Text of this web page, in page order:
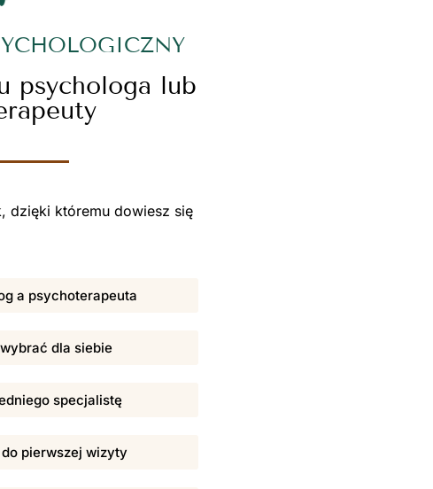
psychologa lub
dzięki któremu dowiesz się
a psychoterapeuta
dla siebie
specjalistę
pierwszej wizyty